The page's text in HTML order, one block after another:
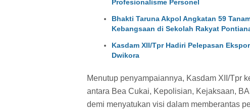
Profesionalisme Personel
Bhakti Taruna Akpol Angkatan 59
Kebangsaan di Sekolah Rakyat
Kasdam XII/Tpr Hadiri Pelepasan
Dwikora
Menutup penyampaiannya, Kasdam XII/Tpr
antara Bea Cukai, Kepolisian, Kejaksaan,
demi menyatukan visi dalam memberantas